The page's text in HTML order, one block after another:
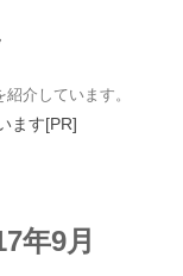
介しています。
ます[PR]
年9月